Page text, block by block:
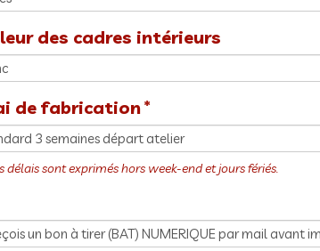
des cadres intérieurs
de fabrication